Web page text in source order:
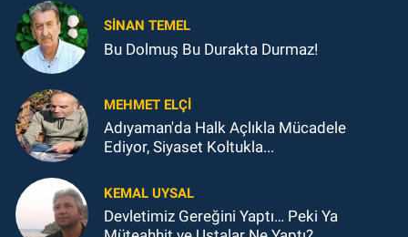
SINAN TEMEL
Bu Dolmuş Bu Durakta Durmaz!
MEHMET ELÇI
Adıyaman'da Halk Açlıkla Mücadele
Ediyor, Siyaset Koltukla...
KEMAL UYSAL
Devletimiz Gereğini Yaptı… Peki Ya